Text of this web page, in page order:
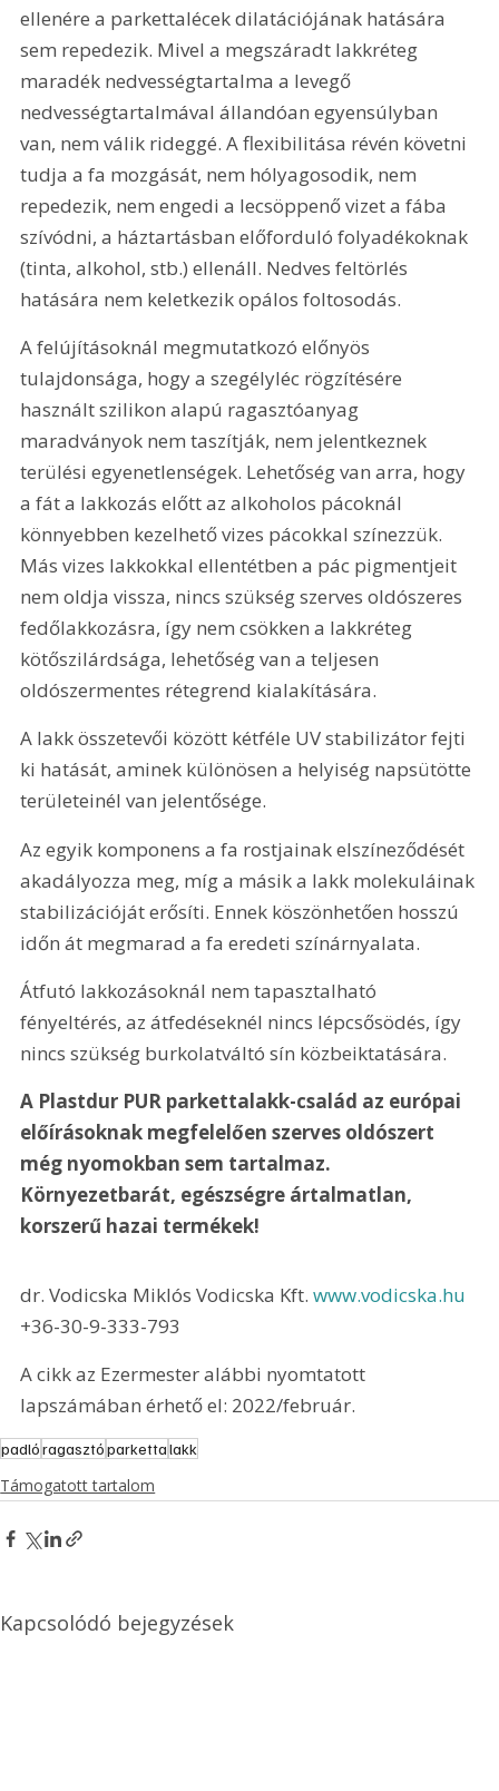
ellenére a parkettalécek dilatációjának hatására
sem repedezik. Mivel a megszáradt lakkréteg
maradék nedvességtartalma a levegő
nedvességtartalmával állandóan egyensúlyban
van, nem válik rideggé. A flexibilitása révén követni
tudja a fa mozgását, nem hólyagosodik, nem
repedezik, nem engedi a lecsöppenő vizet a fába
szívódni, a háztartásban előforduló folyadékoknak
(tinta, alkohol, stb.) ellenáll. Nedves feltörlés
hatására nem keletkezik opálos foltosodás.
A felújításoknál megmutatkozó előnyös
tulajdonsága, hogy a szegélyléc rögzítésére
használt szilikon alapú ragasztóanyag
maradványok nem taszítják, nem jelentkeznek
terülési egyenetlenségek. Lehetőség van arra, hogy
a fát a lakkozás előtt az alkoholos pácoknál
könnyebben kezelhető vizes pácokkal színezzük.
Más vizes lakkokkal ellentétben a pác pigmentjeit
nem oldja vissza, nincs szükség szerves oldószeres
fedőlakkozásra, így nem csökken a lakkréteg
kötőszilárdsága, lehetőség van a teljesen
oldószermentes rétegrend kialakítására.
A lakk összetevői között kétféle UV stabilizátor fejti
ki hatását, aminek különösen a helyiség napsütötte
területeinél van jelentősége.
Az egyik komponens a fa rostjainak elszíneződését
akadályozza meg, míg a másik a lakk molekuláinak
stabilizációját erősíti. Ennek kö­szönhetően hosszú
időn át megmarad a fa eredeti színárnyalata.
Átfutó lakkozásoknál nem tapasztalható
fényeltérés, az átfedéseknél nincs lépcsősödés, így
nincs szükség burkolatváltó sín közbeiktatására.
A Plastdur PUR parkettalakk-család az európai
előírásoknak megfelelően szerves oldószert
még nyomokban sem tartalmaz.
Környezetbarát, egészségre ártalmatlan,
korszerű hazai termékek!
dr. Vodicska Miklós Vodicska Kft. www.vodicska.hu
+36-30-9-333-793
A cikk az Ezermester alábbi nyomtatott
lapszámában érhető el: 2022/február.
padlóragasztóparkettalakk
Támogatott tartalom
Kapcsolódó bejegyzések